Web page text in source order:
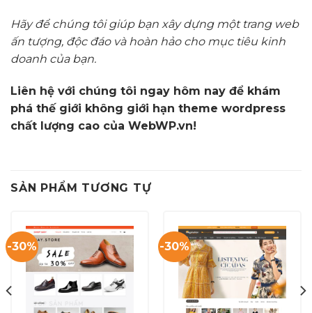
Hãy để chúng tôi giúp bạn xây dựng một trang web
ấn tượng, độc đáo và hoàn hảo cho mục tiêu kinh
doanh của bạn.
Liên hệ với chúng tôi ngay hôm nay để khám
phá thế giới không giới hạn theme wordpress
chất lượng cao của WebWP.vn!
SẢN PHẨM TƯƠNG TỰ
-30% -30%